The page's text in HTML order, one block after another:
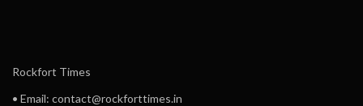
Rockfort Times
• Email: contact@rockforttimes.in